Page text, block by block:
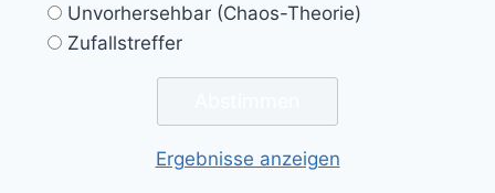
Unvorhersehbar (Chaos-Theorie)
Zufallstreffer
Ergebnisse anzeigen